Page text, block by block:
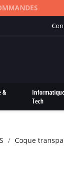
&
Tech
Coque